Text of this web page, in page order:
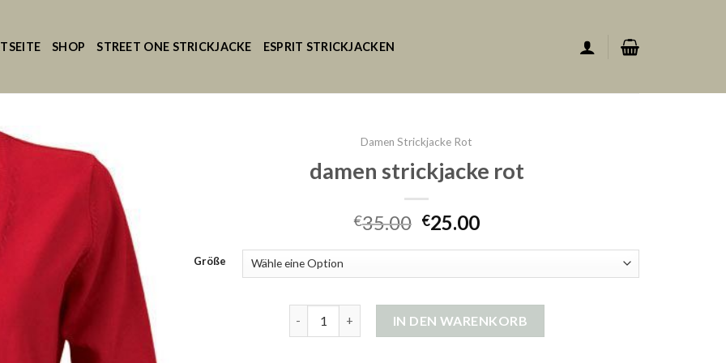
SHOP STREET ONE STRICKJACKE ESPRIT STRICKJACKEN
Damen Strickjacke Rot
damen strickjacke rot
€35.00 €25.00
Größe
IN DEN WARENKORB